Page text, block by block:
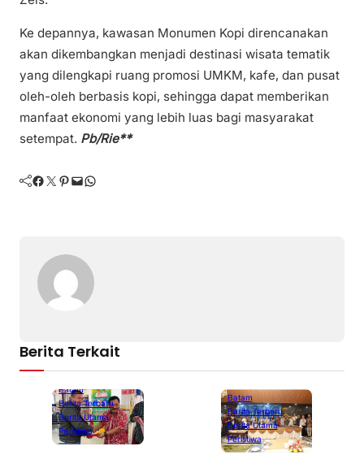
Ke depannya, kawasan Monumen Kopi direncanakan
akan dikembangkan menjadi destinasi wisata tematik
yang dilengkapi ruang promosi UMKM, kafe, dan pusat
oleh-oleh berbasis kopi, sehingga dapat memberikan
manfaat ekonomi yang lebih luas bagi masyarakat
setempat. Pb/Rie**
Facebook Twitter Pinterest Mail WhatsApp
Berita Terkait
Batam
Berita Terbaru
Berita Utama
Peristiwa
Batam
Berita Terbaru
Berita Utama
Peristiwa